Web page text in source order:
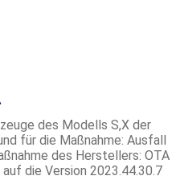
des Modells S,X der
für die Maßnahme: Ausfall
des Herstellers: OTA
die Version 2023.44.30.7